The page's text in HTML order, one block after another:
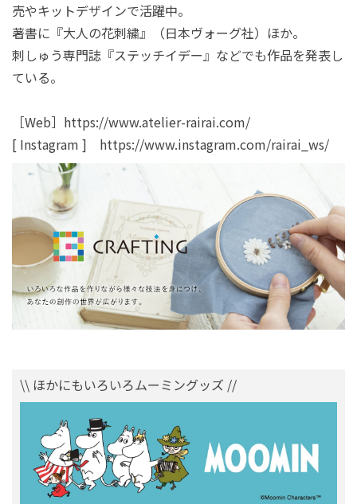
売やキットデザインで活躍中。
著書に『大人の花刺繍』（日本ヴォーグ社）ほか。
刺しゅう専門誌『ステッチイデー』などでも作品を発表し
ている。
［Web］https://www.atelier-rairai.com/
[ Instagram ] https://www.instagram.com/rairai_ws/
\\ ほかにもいろいろムーミングッズ //